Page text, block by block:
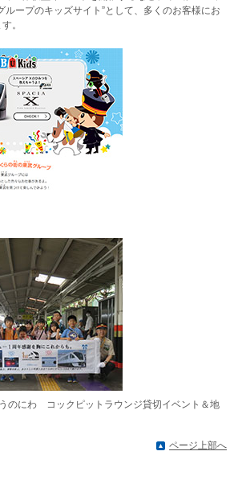
ループのキッズサイト”として、多くのお客様にお
。
うのにわ コックピットラウンジ貸切イベント＆地
ページ上部へ